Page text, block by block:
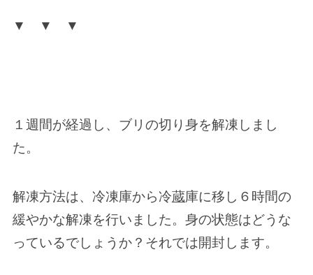
▼ ▼ ▼
１週間が経過し、ブリの切り身を解凍しまし
た。
解凍方法は、冷凍庫から冷蔵庫に移し６時間の
緩やかな解凍を行いました。身の状態はどうな
っているでしょうか？それでは開封します。